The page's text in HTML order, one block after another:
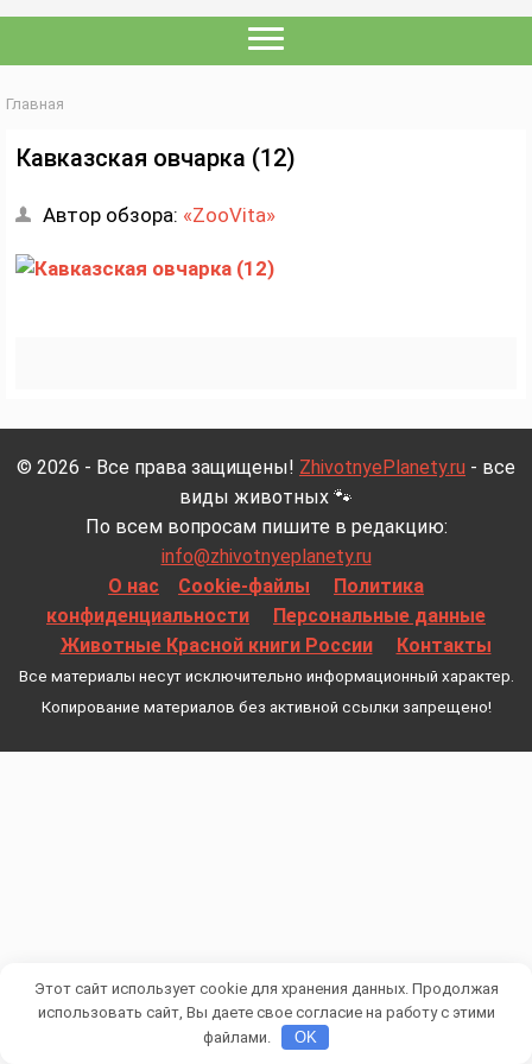
Главная
Кавказская овчарка (12)
Автор обзора: «ZooVita»
© 2026 - Все права защищены! ZhivotnyePlanety.ru - все
виды животных 🐾
По всем вопросам пишите в редакцию:
info@zhivotnyeplanety.ru
О нас
Cookie-файлы
Политика
конфиденциальности
Персональные данные
Животные Красной книги России
Контакты
Все материалы несут исключительно информационный характер.
Копирование материалов без активной ссылки запрещено!
Этот сайт использует cookie для хранения данных. Продолжая
использовать сайт, Вы даете свое согласие на работу с этими
файлами.
OK